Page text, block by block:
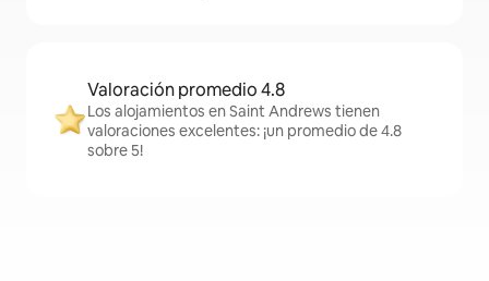
Valoración promedio 4.8
Los alojamientos en Saint Andrews tienen
valoraciones excelentes: ¡un promedio de 4.8
sobre 5!